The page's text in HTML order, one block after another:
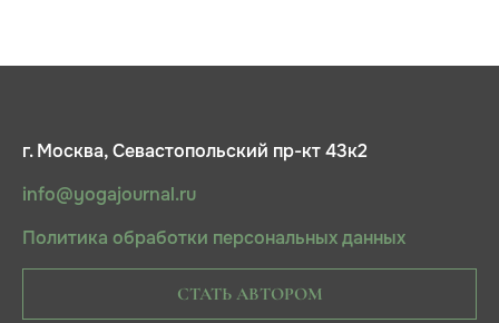
г. Москва, Севастопольский пр-кт 43к2
info@yogajournal.ru
Политика обработки персональных данных
СТАТЬ АВТОРОМ